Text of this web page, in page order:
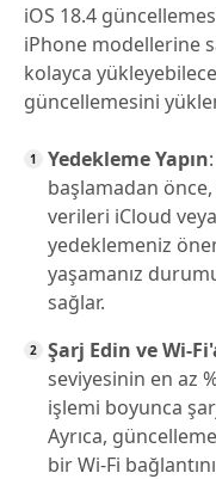
iOS 18.4
iPhone modellerine
kolayca
güncellemesini
Yedekleme Yapın
başlamadan
verileri iCloud veya
yedeklemeniz
yaşamanız
sağlar.
Şarj Edin ve Wi-
seviyesinin en az
işlemi boyunca
Ayrıca,
bir Wi-Fi